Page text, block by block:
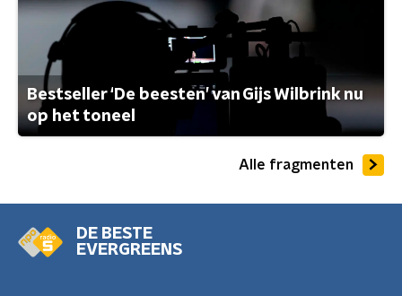
Bestseller ‘De beesten’ van Gijs Wilbrink nu
op het toneel
Alle fragmenten
DE BESTE
EVERGREENS